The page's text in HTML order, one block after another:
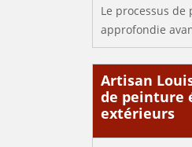
Le processus
approfondie
Artisan
de peinture
extérieurs